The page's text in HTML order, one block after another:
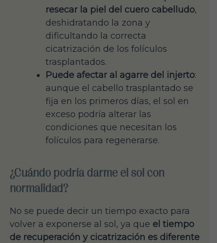
resecar la piel del cuero cabelludo,
deshidratando la zona y
dificultando la correcta
cicatrización de los folículos
trasplantados.
Puede afectar al agarre del injerto:
aunque el cabello trasplantado se
fija en los primeros días, el sol en
exceso podría alterar las
condiciones que necesitan los
folículos para regenerarse.
¿Cuándo podría darme el sol con
normalidad?
No se puede decir un tiempo exacto para
volver a exponerse al sol, ya que el tiempo
de recuperación y cicatrización es diferente